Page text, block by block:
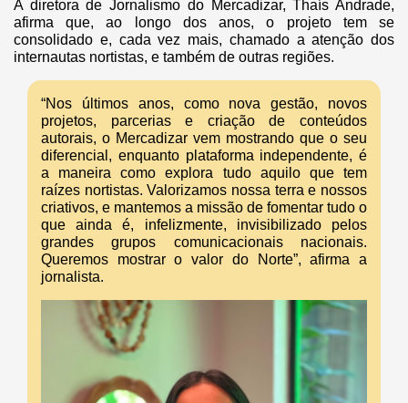
A diretora de Jornalismo do Mercadizar, Thaís Andrade,
afirma que, ao longo dos anos, o projeto tem se
consolidado e, cada vez mais, chamado a atenção dos
internautas nortistas, e também de outras regiões.
“Nos últimos anos, como nova gestão, novos
projetos, parcerias e criação de conteúdos
autorais, o Mercadizar vem mostrando que o seu
diferencial, enquanto plataforma independente, é
a maneira como explora tudo aquilo que tem
raízes nortistas. Valorizamos nossa terra e nossos
criativos, e mantemos a missão de fomentar tudo o
que ainda é, infelizmente, invisibilizado pelos
grandes grupos comunicacionais nacionais.
Queremos mostrar o valor do Norte”, afirma a
jornalista.